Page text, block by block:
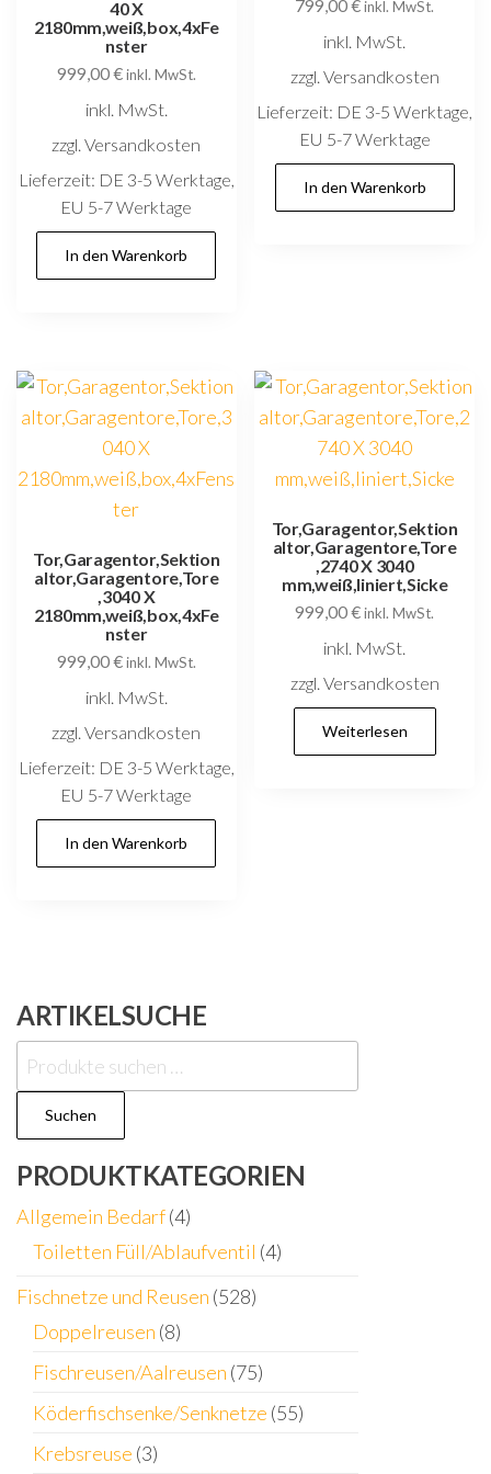
40 X
2180mm,weiß,box,4xFe
nster
999,00€inkl. MwSt.
inkl. MwSt.
zzgl. Versandkosten
Lieferzeit: DE 3-5 Werktage,
EU 5-7 Werktage
In den Warenkorb
799,00€inkl. MwSt.
inkl. MwSt.
zzgl. Versandkosten
Lieferzeit: DE 3-5 Werktage,
EU 5-7 Werktage
In den Warenkorb
Tor,Garagentor,Sektion
altor,Garagentore,Tore
,3040 X
2180mm,weiß,box,4xFe
nster
999,00€inkl. MwSt.
inkl. MwSt.
zzgl. Versandkosten
Lieferzeit: DE 3-5 Werktage,
EU 5-7 Werktage
In den Warenkorb
Tor,Garagentor,Sektion
altor,Garagentore,Tore
,2740 X 3040
mm,weiß,liniert,Sicke
999,00€inkl. MwSt.
inkl. MwSt.
zzgl. Versandkosten
Weiterlesen
ARTIKELSUCHE
Suchen
nach:
Suchen
PRODUKTKATEGORIEN
Allgemein Bedarf(4)
Toiletten Füll/Ablaufventil (4)
Fischnetze und Reusen (528)
Doppelreusen (8)
Fischreusen/Aalreusen (75)
Köderfischsenke/Senknetze (55)
Krebsreuse (3)